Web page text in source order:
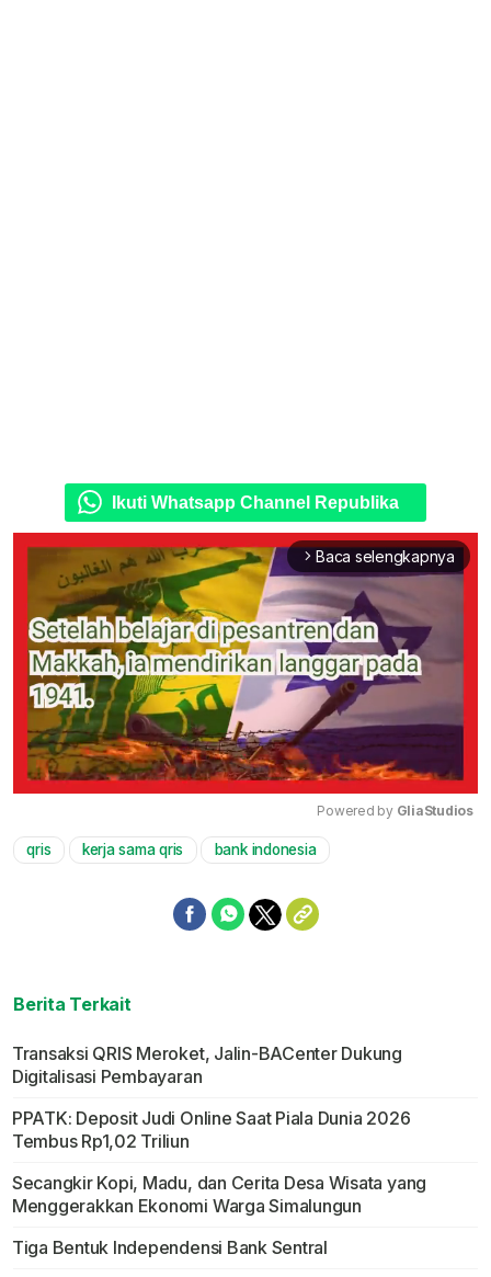
Ikuti Whatsapp Channel Republika
arrow_forward_ios Baca selengkapnya
Powered by GliaStudios
qris kerja sama qris bank indonesia
Berita Terkait
Transaksi QRIS Meroket, Jalin-BACenter Dukung
Digitalisasi Pembayaran
PPATK: Deposit Judi Online Saat Piala Dunia 2026
Tembus Rp1,02 Triliun
Secangkir Kopi, Madu, dan Cerita Desa Wisata yang
Menggerakkan Ekonomi Warga Simalungun
Tiga Bentuk Independensi Bank Sentral